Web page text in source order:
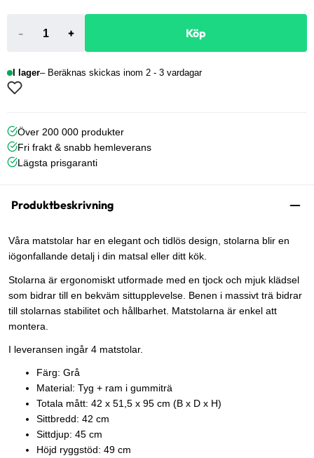
- + Köp
I lager Beräknas skickas inom 2 - 3 vardagar
Över 200 000 produkter
Fri frakt & snabb hemleverans
Lägsta prisgaranti
Produktbeskrivning
Våra matstolar har en elegant och tidlös design, stolarna blir en
iögonfallande detalj i din matsal eller ditt kök.
Stolarna är ergonomiskt utformade med en tjock och mjuk klädsel
som bidrar till en bekväm sittupplevelse. Benen i massivt trä bidrar
till stolarnas stabilitet och hållbarhet. Matstolarna är enkel att
montera.
I leveransen ingår 4 matstolar.
Färg: Grå
Material: Tyg + ram i gummiträ
Totala mått: 42 x 51,5 x 95 cm (B x D x H)
Sittbredd: 42 cm
Sittdjup: 45 cm
Höjd ryggstöd: 49 cm